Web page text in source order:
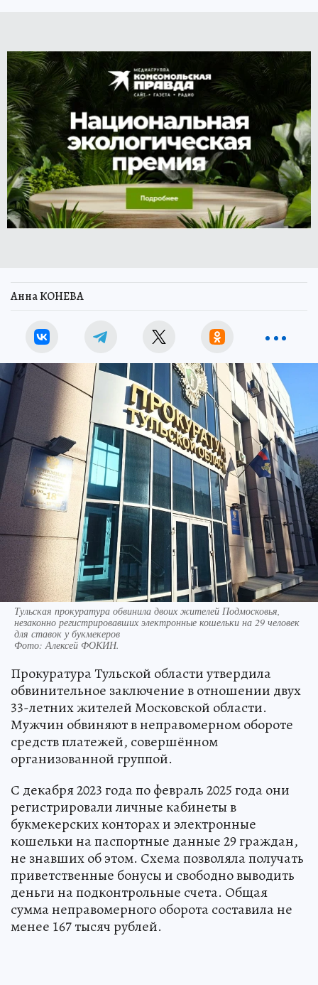
Анна КОНЕВА
Тульская прокуратура обвинила двоих жителей Подмосковья,
незаконно регистрировавших электронные кошельки на 29 человек
для ставок у букмекеров
Фото:Алексей ФОКИН.
Прокуратура Тульской области утвердила
обвинительное заключение в отношении двух
33-летних жителей Московской области.
Мужчин обвиняют в неправомерном обороте
средств платежей, совершённом
организованной группой.
С декабря 2023 года по февраль 2025 года они
регистрировали личные кабинеты в
букмекерских конторах и электронные
кошельки на паспортные данные 29 граждан,
не знавших об этом. Схема позволяла получать
приветственные бонусы и свободно выводить
деньги на подконтрольные счета. Общая
сумма неправомерного оборота составила не
менее 167 тысяч рублей.